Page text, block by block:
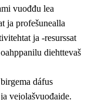
vuođđu lea
ja profešunealla
ja -resurssat
diehttevaš
dáfus
vejolašvuođaide.